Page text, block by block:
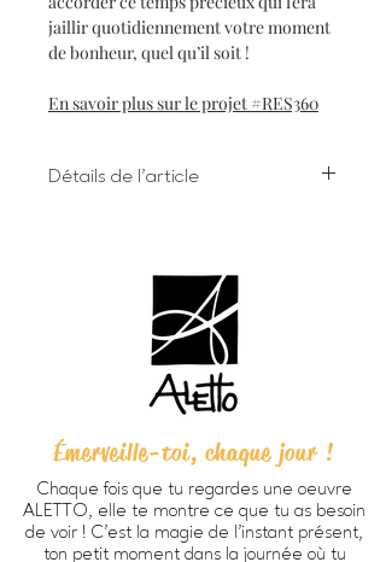
jaillir quotidiennement votre moment
de bonheur, quel qu’il soit !
En savoir plus sur le projet #RES360
Détails de l'article
Dimensions 8 X 10 pouces (203 X
254 cm) incluant bordure
Chaque oeuvre est signée à la main
Papier beaux-arts Verona 250
HD, fini mat lisse, sans acide, 100%
Prête à encadrer -cadre non
inclus
Emballage personnalisé ALETTO
parfait pour offrir en cadeau
Imprimée à Trois-Rivières
Émerveille-toi, chaque jour !
Chaque fois que tu regardes une oeuvre
ALETTO, elle te montre ce que tu as besoin
de voir ! C’est la magie de l’instant présent,
ton petit moment dans la journée où tu